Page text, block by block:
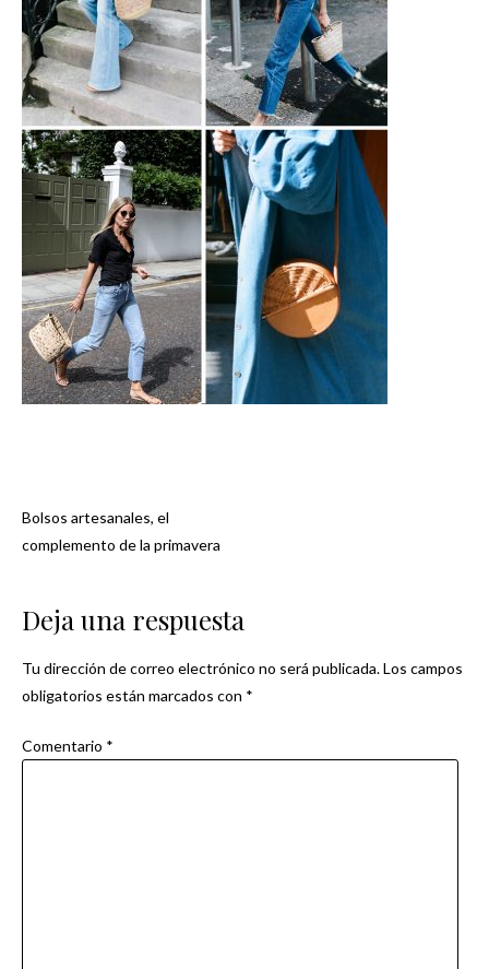
Navegación
Bolsos artesanales, el
complemento de la primavera
Deja una respuesta
Tu dirección de correo electrónico no será publicada.Los campos
obligatorios están marcados con *
Comentario *